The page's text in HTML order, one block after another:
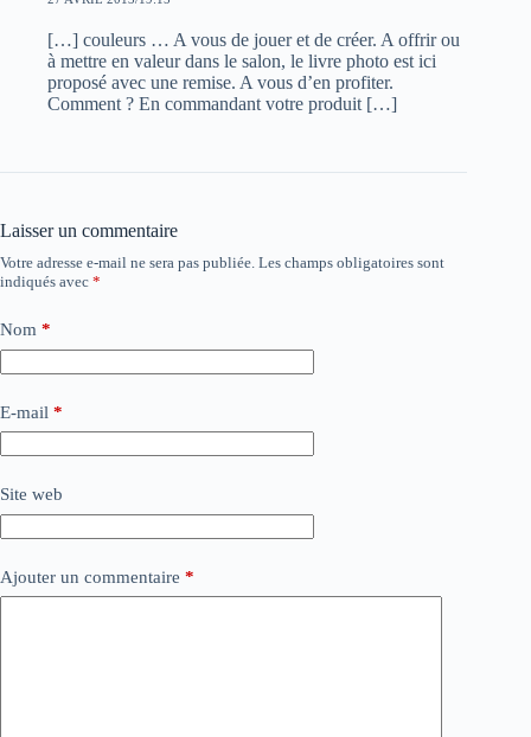
[…] couleurs … A vous de jouer et de créer. A offrir ou
à mettre en valeur dans le salon, le livre photo est ici
proposé avec une remise. A vous d’en profiter.
Comment ? En commandant votre produit […]
Laisser un commentaire
Votre adresse e-mail ne sera pas publiée. Les champs obligatoires sont
indiqués avec *
Nom *
E-mail *
Site web
Ajouter un commentaire *